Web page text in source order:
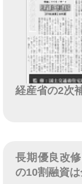
経産省の2次
長期優良改
の10割融資